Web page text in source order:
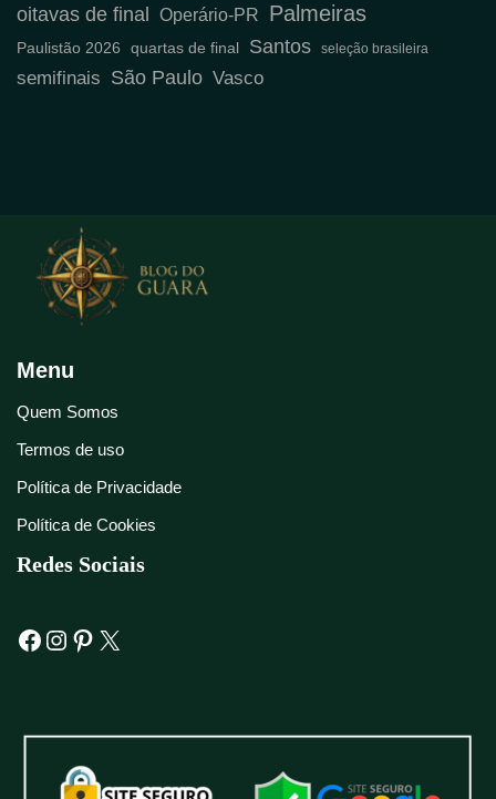
oitavas de final Operário-PR Palmeiras
Paulistão 2026 quartas de final Santos seleção brasileira
semifinais São Paulo Vasco
Menu
Quem Somos
Termos de uso
Política de Privacidade
Política de Cookies
Redes Sociais